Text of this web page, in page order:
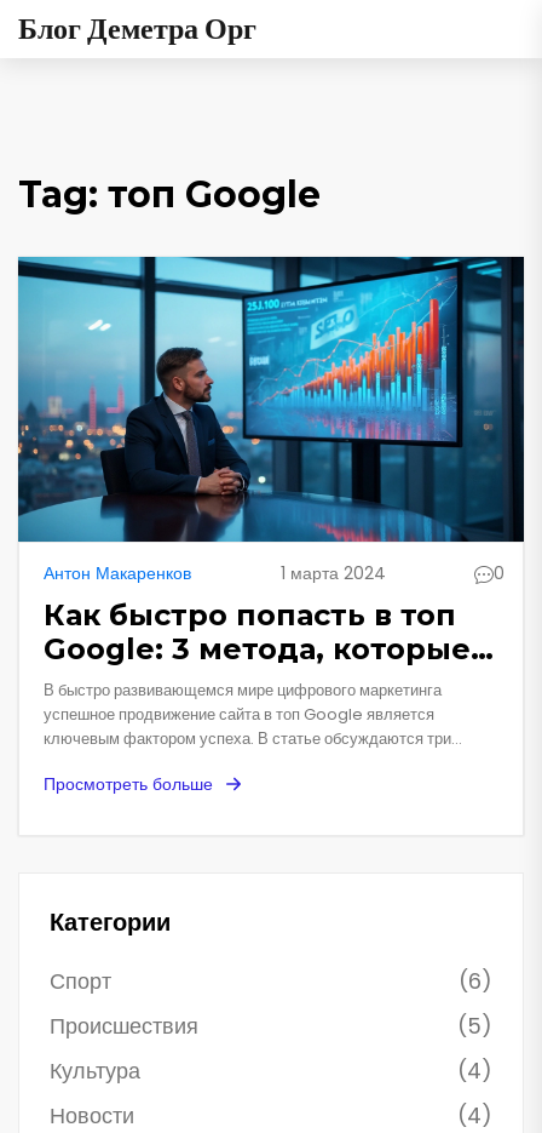
Блог Деметра Орг
Tag: топ Google
Антон Макаренков 1 марта 2024 0
Как быстро попасть в топ
Google: 3 метода, которые
рекомендуют эксперты
В быстро развивающемся мире цифрового маркетинга
успешное продвижение сайта в топ Google является
ключевым фактором успеха. В статье обсуждаются три
на первой странице поисковой системы. Секреты и стратегии
Просмотреть больше
Категории
Спорт
(6)
Происшествия
(5)
Культура
(4)
Новости
(4)